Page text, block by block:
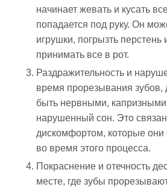
начинает жевать и кусать
попадается под руку. Он
игрушки, погрызть перстень
принимать все в рот.
Раздражительность и
время прорезывания зубов,
быть нервными, капризными
нарушенный сон. Это
дискомфортом, которые
во время этого процесса.
Покраснение и отечность
месте, где зубы